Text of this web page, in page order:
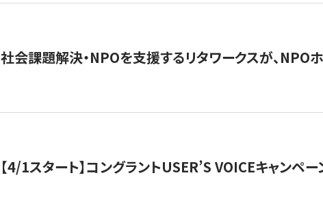
社会課題解決・NPOを支援するリタワークスが、NPO
【4/1スタート】コングラントUSER’S VOICEキャンペー